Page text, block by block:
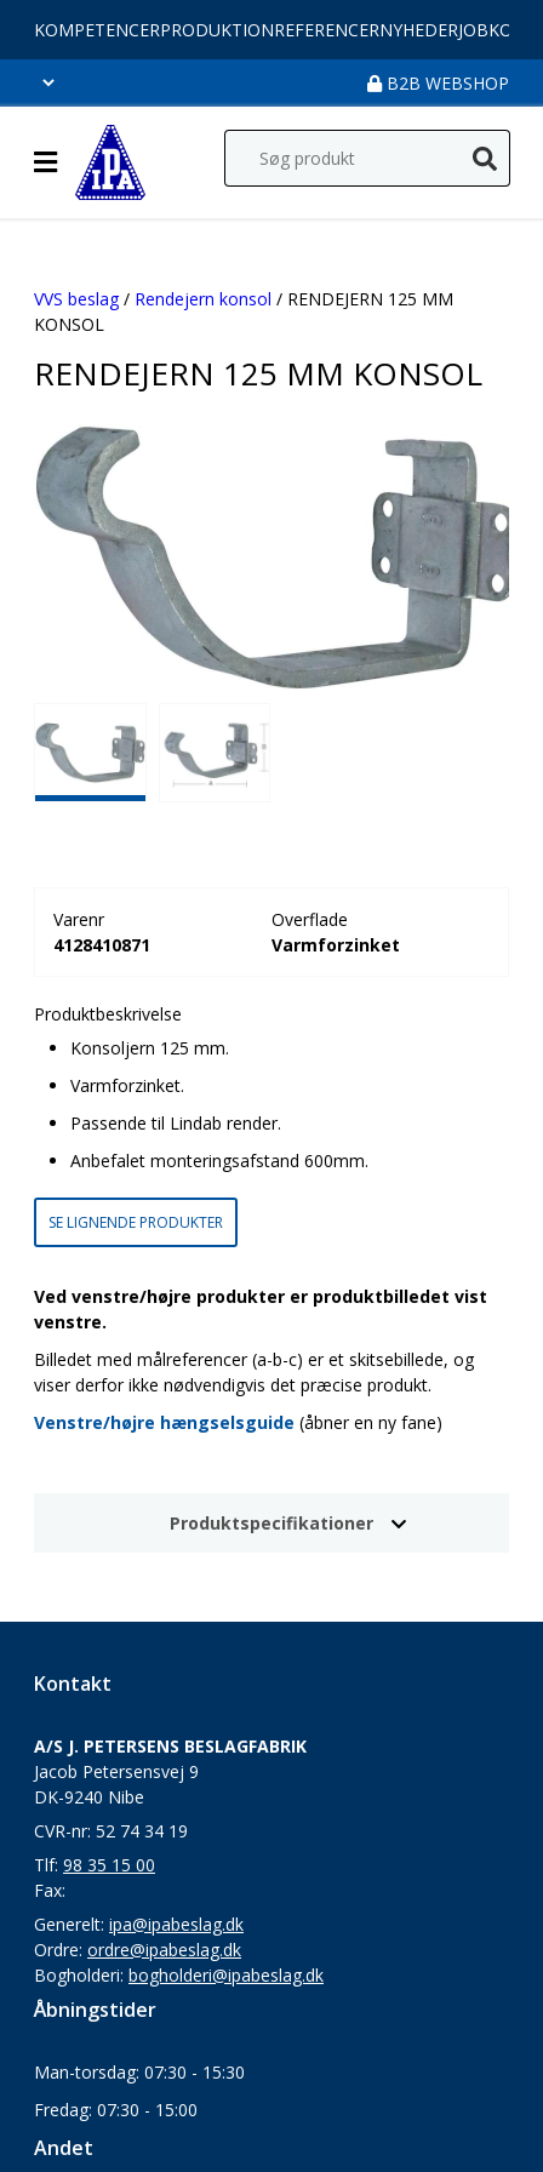
KOMPETENCERPRODUKTIONREFERENCERNYHEDERJOB
B2B WEBSHOP
VVS beslag/ Rendejern konsol / RENDEJERN 125 MM
KONSOL
RENDEJERN 125 MM KONSOL
Varenr
4128410871
Overflade
Varmforzinket
Produktbeskrivelse
Konsoljern 125 mm.
Varmforzinket.
Passende til Lindab render.
Anbefalet monteringsafstand 600mm.
SE LIGNENDE PRODUKTER
Ved venstre/højre produkter er produktbilledet vist
venstre.
Billedet med målreferencer (a-b-c) er et skitsebillede, og
viser derfor ikke nødvendigvis det præcise produkt.
Venstre/højre hængselsguide (åbner en ny fane)
Produktspecifikationer
Kontakt
A/S J. PETERSENS BESLAGFABRIK
Jacob Petersensvej 9
DK-9240 Nibe
CVR-nr: 52 74 34 19
Tlf: 98 35 15 00
Fax:
Generelt: ipa@ipabeslag.dk
Ordre: ordre@ipabeslag.dk
Bogholderi: bogholderi@ipabeslag.dk
Åbningstider
Man-torsdag: 07:30 - 15:30
Fredag: 07:30 - 15:00
Andet